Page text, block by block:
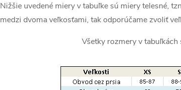
Nižšie uvedené miery v tabuľke sú miery telesné,
medzi dvoma veľkosťami, tak odporúčame zvoliť
Všetky rozmery v